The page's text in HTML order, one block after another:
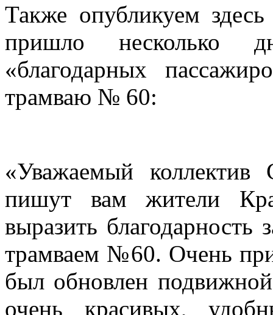
Также опубликуем
пришло несколько
«благодарных
трамваю № 60:
«Уважаемый
пишут вам жители
выразить
трамваем №60. Очень
был обновлен
очень красивых,